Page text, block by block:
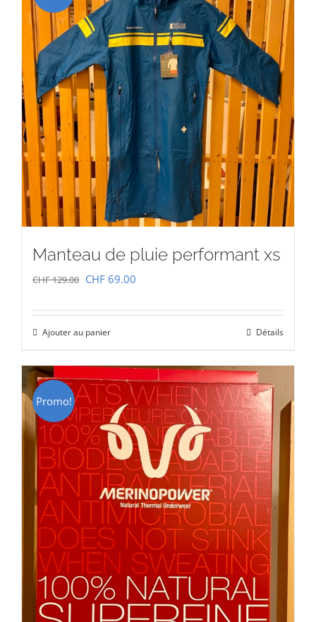
Manteau de pluie performant xs
CHF129.00 Le
était :
CHF 129.00.
CHF 69.00
CHF 69.00.
Ajouter au panier Détails
Promo!